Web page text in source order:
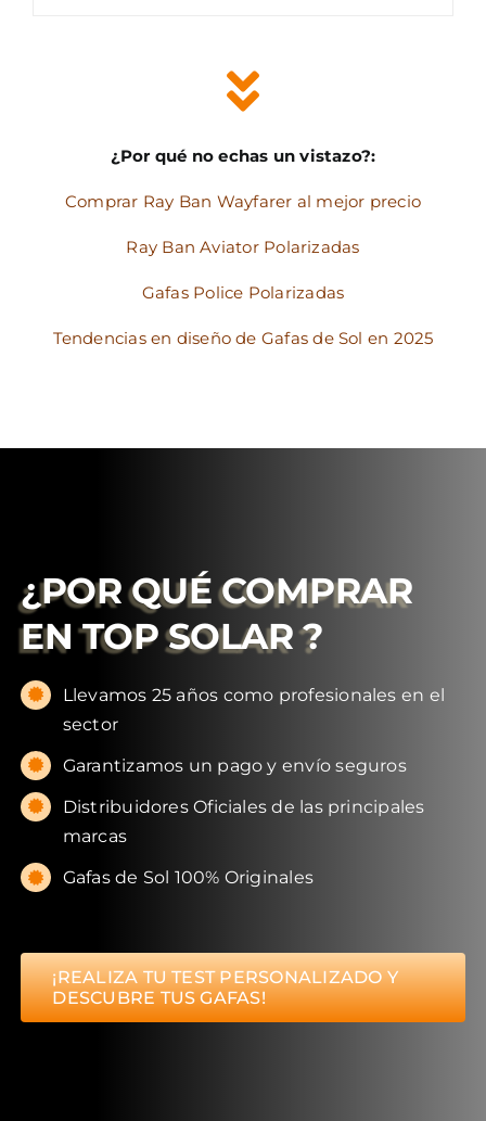
¿Por qué no echas un vistazo?:
Comprar Ray Ban Wayfarer al mejor precio
Ray Ban Aviator Polarizadas
Gafas Police Polarizadas
Tendencias en diseño de Gafas de Sol en 2025
¿POR QUÉ COMPRAR
EN TOP SOLAR ?
Llevamos 25 años como profesionales en el
sector
Garantizamos un pago y envío seguros
Distribuidores Oficiales de las principales
marcas
Gafas de Sol 100% Originales
¡REALIZA TU TEST PERSONALIZADO Y
DESCUBRE TUS GAFAS!